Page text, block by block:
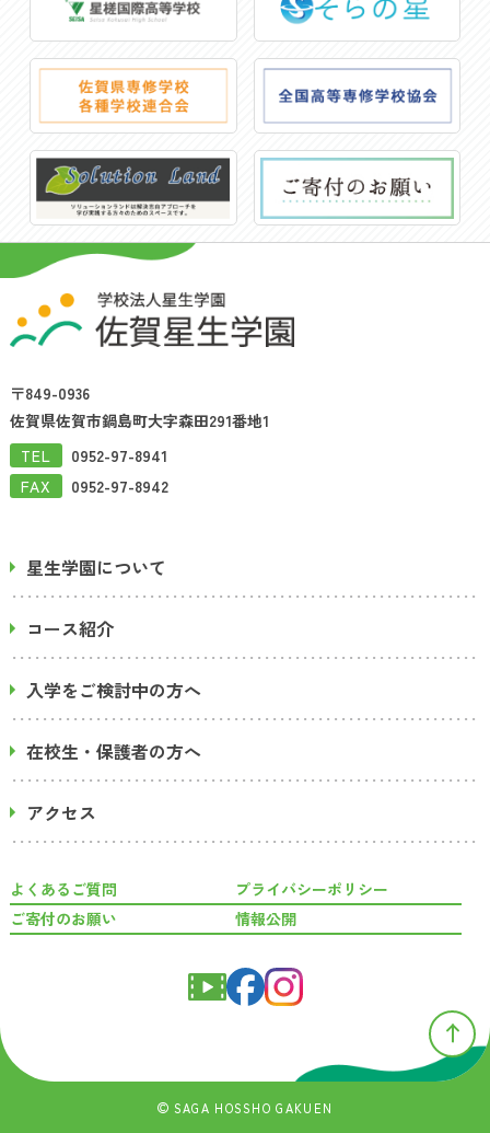
〒849-0936
佐賀県佐賀市鍋島町大字森田291番地1
TEL
0952-97-8941
FAX
0952-97-8942
星生学園について
コース紹介
入学をご検討中の方へ
在校生・保護者の方へ
アクセス
よくあるご質問
プライバシーポリシー
ご寄付のお願い
情報公開
SAGA HOSSHO GAKUEN